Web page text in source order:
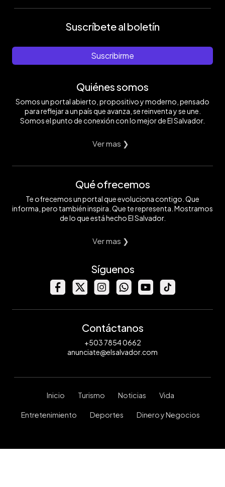
Suscríbete al boletín
Suscribirme
Quiénes somos
Somos un portal abierto, propositivo y moderno, pensado
para reflejar a un país que avanza, se reinventa y se une.
Somos el punto de conexión con lo mejor de El Salvador.
Ver mas ❯
Qué ofrecemos
Te ofrecemos un portal que evoluciona contigo. Que
informa, pero también inspira. Que te representa. Mostramos
de lo que está hecho El Salvador.
Ver mas ❯
Síguenos
Contáctanos
+503 7854 0662
anunciate@elsalvador.com
Inicio Turismo Noticias Vida
Entretenimiento Deportes Dinero y Negocios